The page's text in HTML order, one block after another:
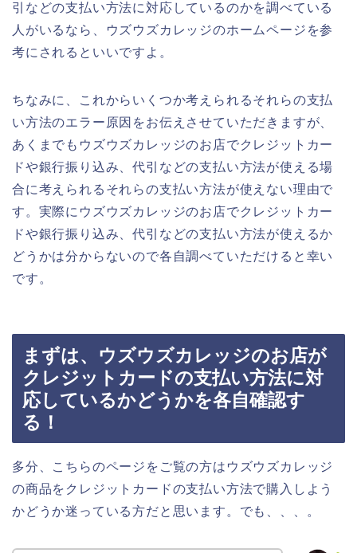
引などの支払い方法に対応しているのかを調べている
人がいるなら、ウズウズカレッジのホームページを参
考にされるといいですよ。
ちなみに、これからいくつか考えられるそれらの支払
い方法のエラー原因をお伝えさせていただきますが、
あくまでもウズウズカレッジのお店でクレジットカー
ドや銀行振り込み、代引などの支払い方法が使える場
合に考えられるそれらの支払い方法が使えない理由で
す。実際にウズウズカレッジのお店でクレジットカー
ドや銀行振り込み、代引などの支払い方法が使えるか
どうかは分からないので各自調べていただけると幸い
です。
まずは、ウズウズカレッジのお店が
クレジットカードの支払い方法に対
応しているかどうかを各自確認す
る！
多分、こちらのページをご覧の方はウズウズカレッジ
の商品をクレジットカードの支払い方法で購入しよう
かどうか迷っている方だと思います。でも、、、。